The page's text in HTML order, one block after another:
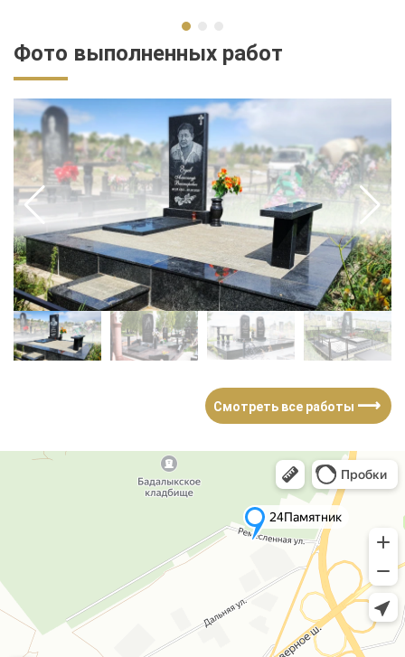
Фото выполненных работ
Смотреть все работы ⟶